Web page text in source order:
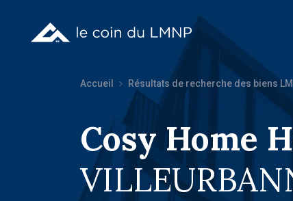
Accueil Résultats de recherche des biens
Cosy Home